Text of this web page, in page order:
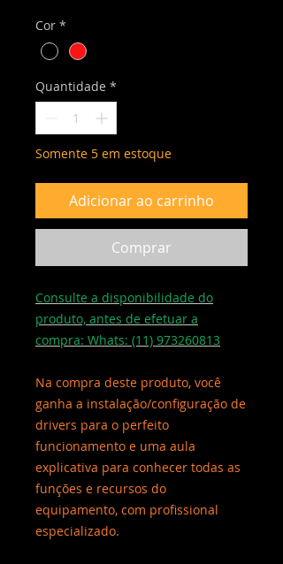
Cor *
Quantidade *
Somente 5 em estoque
Adicionar ao carrinho
Comprar
Consulte a disponibilidade do
produto, antes de efetuar a
compra: Whats: (11) 973260813
Na compra deste produto, você
ganha a instalação/configuração de
drivers para o perfeito
funcionamento e uma aula
explicativa para conhecer todas as
funções e recursos do
equipamento, com profissional
especializado.